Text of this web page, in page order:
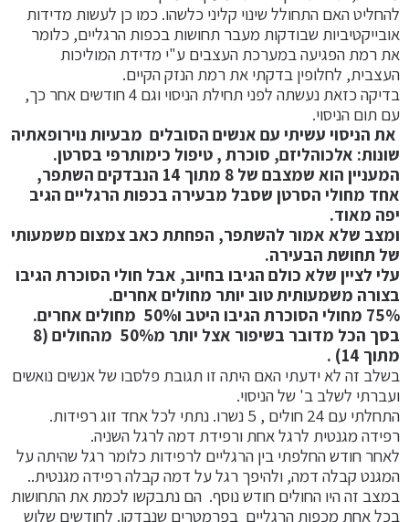
להחליט האם התחולל שינוי קליני כלשהו. כמו כן לעשות מדידות
אובייקטיביות שבודקות מעבר תחושות בכפות הרגליים, כלומר
את רמת הפגיעה במערכת העצבים ע"י מדידת המוליכות
העצבית, לחלופין בדקתי את רמת הנזק הקיים.
בדיקה כזאת נעשתה לפני תחילת הניסוי וגם 4 חודשים אחר כך,
עם תום הניסוי.
את הניסוי עשיתי עם אנשים הסובלים מבעיות נוירופאתיה
שונות: אלכוהליזם, סוכרת , טיפול כימותרפי בסרטן.
המעניין הוא שמצבם של 8 מתוך 14 הנבדקים השתפר,
אחד מחולי הסרטן שסבל מבעירה בכפות הרגליים הגיב
יפה מאוד.
ומצב שלא אמור להשתפר, הפחתת כאב צמצום משמעותי
של תחושת הבעירה.
עלי לציין שלא כולם הגיבו בחיוב, אבל חולי הסוכרת הגיבו
בצורה משמעותית טוב יותר מחולים אחרים.
75% מחולי הסוכרת הגיבו היטב ו50% מחולים אחרים.
בסך הכל מדובר בשיפור אצל יותר מ50% מהחולים (8
מתוך 14) .
בשלב זה לא ידעתי האם היתה זו תגובת פלסבו של אנשים נואשים
ועברתי לשלב ב' של הניסוי.
התחלתי עם 24 חולים , 5 נשרו. נתתי לכל אחד זוג רפידות.
רפידה מגנטית לרגל אחת ורפידת דמה לרגל השניה.
לאחר חודש החלפתי בין הרגליים לרפידות כלומר רגל שהיתה על
המגנט קבלה דמה, ולהיפך רגל על דמה קבלה רפידה מגנטית..
במצב זה היו החולים חודש נוסף. הם נתבקשו לכמת את התחושות
בכל אחת מכפות הרגליים בפרמטרים שנבדקו. לחודשים שלוש